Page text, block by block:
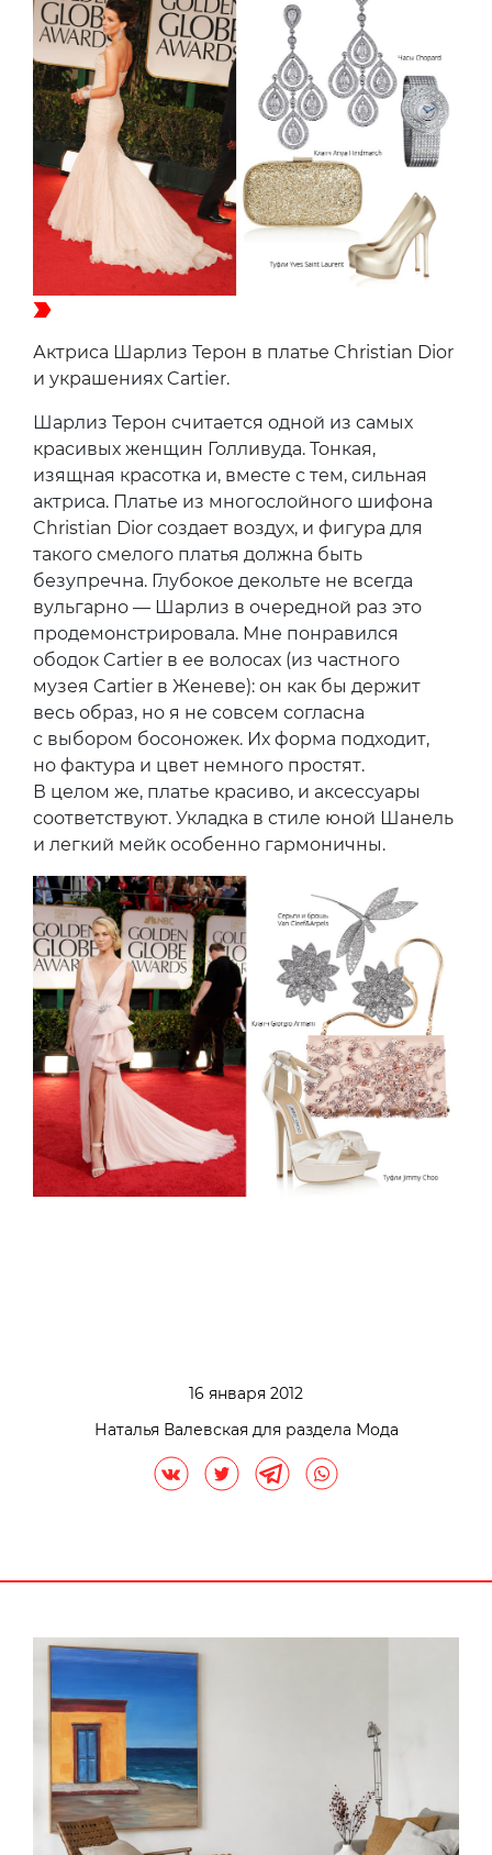
Актриса Шарлиз Терон в платье Christian Dior
и украшениях Cartier.
Шарлиз Терон считается одной из самых
красивых женщин Голливуда. Тонкая,
изящная красотка и, вместе с тем, сильная
актриса. Платье из многослойного шифона
Christian Dior создает воздух, и фигура для
такого смелого платья должна быть
безупречна. Глубокое декольте не всегда
вульгарно — Шарлиз в очередной раз это
продемонстрировала. Мне понравился
ободок Cartier в ее волосах (из частного
музея Cartier в Женеве): он как бы держит
весь образ, но я не совсем согласна
с выбором босоножек. Их форма подходит,
но фактура и цвет немного простят.
В целом же, платье красиво, и аксессуары
соответствуют. Укладка в стиле юной Шанель
и легкий мейк особенно гармоничны.
16 января 2012
Наталья Валевская для раздела Мода